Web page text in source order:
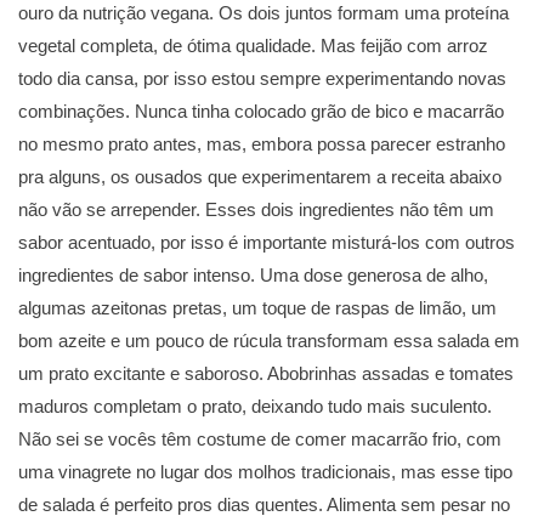
ouro da nutrição vegana. Os dois juntos formam uma proteína
vegetal completa, de ótima qualidade. Mas feijão com arroz
todo dia cansa, por isso estou sempre experimentando novas
combinações. Nunca tinha colocado grão de bico e macarrão
no mesmo prato antes, mas, embora possa parecer estranho
pra alguns, os ousados que experimentarem a receita abaixo
não vão se arrepender. Esses dois ingredientes não têm um
sabor acentuado, por isso é importante misturá-los com outros
ingredientes de sabor intenso. Uma dose generosa de alho,
algumas azeitonas pretas, um toque de raspas de limão, um
bom azeite e um pouco de rúcula transformam essa salada em
um prato excitante e saboroso. Abobrinhas assadas e tomates
maduros completam o prato, deixando tudo mais suculento.
Não sei se vocês têm costume de comer macarrão frio, com
uma vinagrete no lugar dos molhos tradicionais, mas esse tipo
de salada é perfeito pros dias quentes. Alimenta sem pesar no